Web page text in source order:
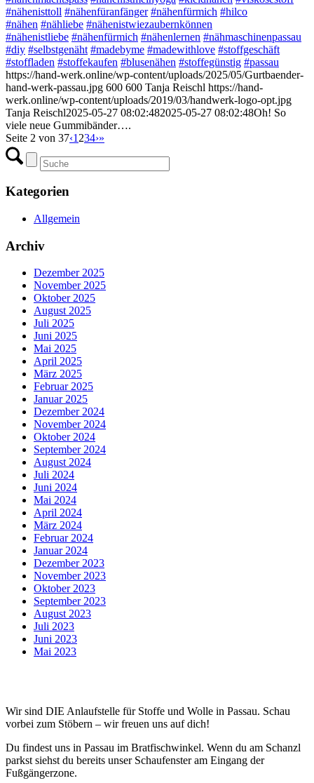
#nähenisttoll #nähenfüranfänger #nähenfürmich #hilco
#nähen #nähliebe #nähenistwiezaubernkönnen
#nähenistliebe #nähenfürmich #nähenlernen #nähmaschinenpassau
#diy #selbstgenäht #madebyme #madewithlove #stoffgeschäft
#stoffladen #stoffekaufen #blusenähen #stoffegünstig #passau
https://hand-werk.online/wp-content/uploads/2025/05/Gurtbaender-
hand-werk-passau.jpg 600 600 Tanja Reischl https://hand-
werk.online/wp-content/uploads/2019/03/handwerk-logo-opt.jpg
Tanja Reischl2025-05-27 08:02:482025-05-27 08:02:48Oh! So
viele neue Gummibänder….
Seite 2 von 37‹1 234›»
Kategorien
Allgemein
Archiv
Dezember 2025
November 2025
Oktober 2025
August 2025
Juli 2025
Juni 2025
Mai 2025
April 2025
März 2025
Februar 2025
Januar 2025
Dezember 2024
November 2024
Oktober 2024
September 2024
August 2024
Juli 2024
Juni 2024
Mai 2024
April 2024
März 2024
Februar 2024
Januar 2024
Dezember 2023
November 2023
Oktober 2023
September 2023
August 2023
Juli 2023
Juni 2023
Mai 2023
Wir sind DIE Anlaufstelle für Stoffe und Wolle in Passau. Schau
vorbei zum Stöbern – wir freuen uns auf dich!
Du findest uns in Passau im Bratfischwinkel. Wenn du am Schanzl
parkst siehst du bereits unser Schaufenster am Eingang der
Fußgängerzone.